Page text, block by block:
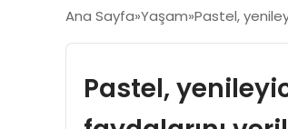
Ana Sayfa Yaşam Pastel,
Pastel,